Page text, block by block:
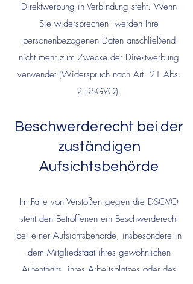
Direktwerbung in Verbindung steht. Wenn
Sie widersprechen werden Ihre
personenbezogenen Daten anschließend
nicht mehr zum Zwecke der Direktwerbung
verwendet (Widerspruch nach Art. 21 Abs.
2 DSGVO).
Beschwerderecht bei der
zuständigen
Aufsichtsbehörde
Im Falle von Verstößen gegen die DSGVO
steht den Betroffenen ein Beschwerderecht
bei einer Aufsichtsbehörde, insbesondere in
dem Mitgliedstaat ihres gewöhnlichen
Aufenthalts, ihres Arbeitsplatzes oder des